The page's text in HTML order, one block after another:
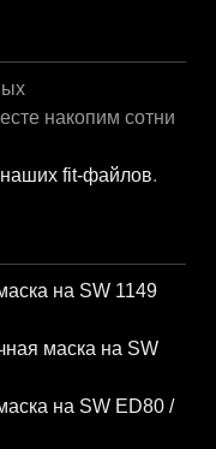
накопим сотни
fit-файлов.
на SW 1149
маска на SW
на SW ED80 /